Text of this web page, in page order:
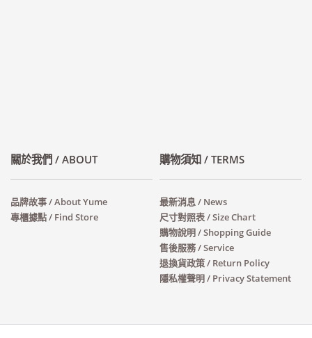
關於我們 / ABOUT
品牌故事 / About Yume
專櫃據點 / Find Store
購物須知 / TERMS
最新消息 / News
尺寸對照表 / Size Chart
購物說明 / Shopping Guide
售後服務 / Service
退換貨政策 / Return Policy
隱私權聲明 / Privacy Statement